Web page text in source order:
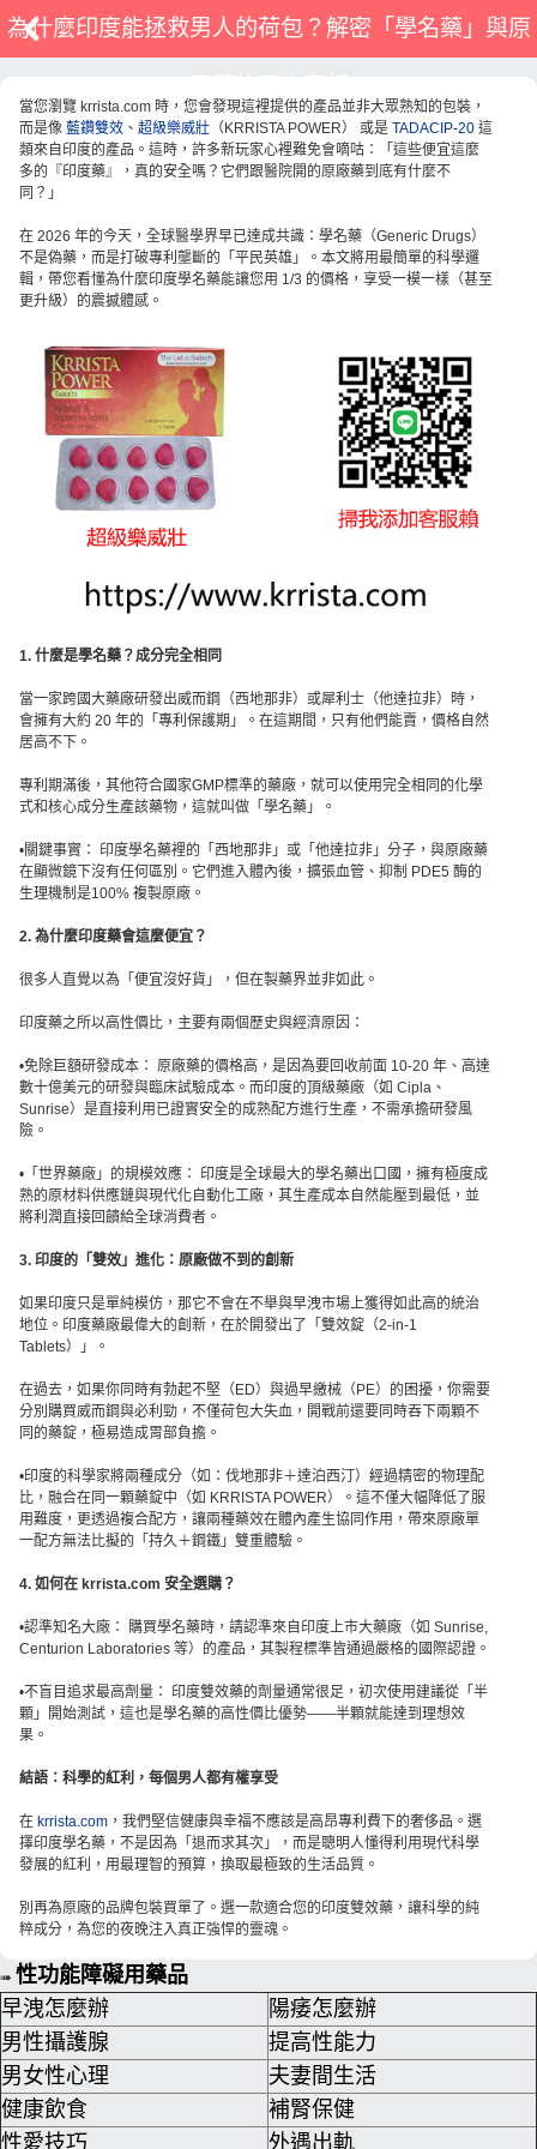
為什麼印度能拯救男人的荷包？解密「學名藥」與原
當您瀏覽 krrista.com 時，您會發現這裡提供的產品並非大眾熟知的包裝，
而是像 藍鑽雙效 、 超級樂威壯 （KRRISTA POWER） 或是 TADACIP-20 這
類來自印度的產品。這時，許多新玩家心裡難免會嘀咕：「這些便宜這麼
多的『印度藥』，真的安全嗎？它們跟醫院開的原廠藥到底有什麼不
同？」
在 2026 年的今天，全球醫學界早已達成共識：學名藥（Generic Drugs）
不是偽藥，而是打破專利壟斷的「平民英雄」。本文將用最簡單的科學邏
輯，帶您看懂為什麼印度學名藥能讓您用 1/3 的價格，享受一模一樣（甚至
更升級）的震撼體感。
1. 什麼是學名藥？成分完全相同
當一家跨國大藥廠研發出威而鋼（西地那非）或犀利士（他達拉非）時，
會擁有大約 20 年的「專利保護期」。在這期間，只有他們能賣，價格自然
居高不下。
專利期滿後，其他符合國家GMP標準的藥廠，就可以使用完全相同的化學
式和核心成分生產該藥物，這就叫做「學名藥」。
•關鍵事實： 印度學名藥裡的「西地那非」或「他達拉非」分子，與原廠藥
在顯微鏡下沒有任何區別。它們進入體內後，擴張血管、抑制 PDE5 酶的
生理機制是100% 複製原廠。
2. 為什麼印度藥會這麼便宜？
很多人直覺以為「便宜沒好貨」，但在製藥界並非如此。
印度藥之所以高性價比，主要有兩個歷史與經濟原因：
•免除巨額研發成本： 原廠藥的價格高，是因為要回收前面 10-20 年、高達
數十億美元的研發與臨床試驗成本。而印度的頂級藥廠（如 Cipla、
Sunrise）是直接利用已證實安全的成熟配方進行生產，不需承擔研發風
險。
•「世界藥廠」的規模效應： 印度是全球最大的學名藥出口國，擁有極度成
熟的原材料供應鏈與現代化自動化工廠，其生產成本自然能壓到最低，並
將利潤直接回饋給全球消費者。
3. 印度的「雙效」進化：原廠做不到的創新
如果印度只是單純模仿，那它不會在不舉與早洩市場上獲得如此高的統治
地位。印度藥廠最偉大的創新，在於開發出了「雙效錠（2-in-1
Tablets）」。
在過去，如果你同時有勃起不堅（ED）與過早繳械（PE）的困擾，你需要
分別購買威而鋼與必利勁，不僅荷包大失血，開戰前還要同時吞下兩顆不
同的藥錠，極易造成胃部負擔。
•印度的科學家將兩種成分（如：伐地那非＋達泊西汀）經過精密的物理配
比，融合在同一顆藥錠中（如 KRRISTA POWER）。這不僅大幅降低了服
用難度，更透過複合配方，讓兩種藥效在體內產生協同作用，帶來原廠單
一配方無法比擬的「持久＋鋼鐵」雙重體驗。
4. 如何在 krrista.com 安全選購？
•認準知名大廠： 購買學名藥時，請認準來自印度上市大藥廠（如 Sunrise,
Centurion Laboratories 等）的產品，其製程標準皆通過嚴格的國際認證。
•不盲目追求最高劑量： 印度雙效藥的劑量通常很足，初次使用建議從「半
顆」開始測試，這也是學名藥的高性價比優勢——半顆就能達到理想效
果。
結語：科學的紅利，每個男人都有權享受
在 krrista.com ，我們堅信健康與幸福不應該是高昂專利費下的奢侈品。選
擇印度學名藥，不是因為「退而求其次」，而是聰明人懂得利用現代科學
發展的紅利，用最理智的預算，換取最極致的生活品質。
別再為原廠的品牌包裝買單了。選一款適合您的印度雙效藥，讓科學的純
粹成分，為您的夜晚注入真正強悍的靈魂。
➠ 性功能障礙用藥品
早洩怎麼辦
陽痿怎麼辦
男性攝護腺
提高性能力
男女性心理
夫妻間生活
健康飲食
補腎保健
性愛技巧
外遇出軌